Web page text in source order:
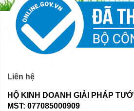
Liên hệ
HỘ KINH DOANH GIẢI PHÁP TƯỚI
MST: 077085000909